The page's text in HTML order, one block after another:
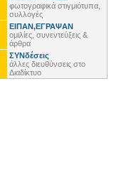
φωτογραφικά στιγμιότυπα,
συλλογές
ΕΙΠΑΝ,ΕΓΡΑΨΑΝ
ομιλίες, συνεντεύξεις &
άρθρα
ΣΥΝδέσεις
άλλες διευθύνσεις στο
Διαδίκτυο